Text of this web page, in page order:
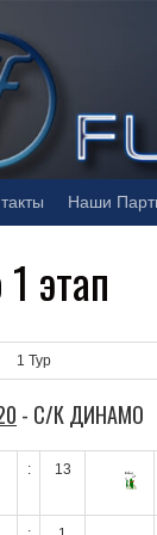
Наши
этап
1 Тур
- С/К ДИНАМО
: 13